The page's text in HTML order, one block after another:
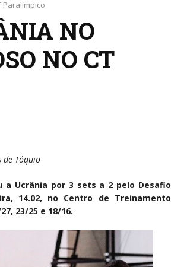
Paralímpico
NO
NO CT
de Tóquio
Ucrânia por 3 sets a 2 pelo Desafio
14.02, no Centro de Treinamento
23/25 e 18/16.